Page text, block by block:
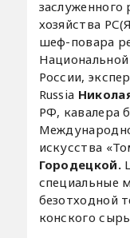
заслуженного
хозяйства
шеф-повара
России,
Russia
РФ, кавалера
искусства
Городецкой.
специальные
безотходной
конского